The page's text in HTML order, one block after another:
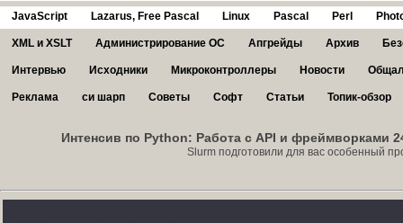
JavaScript Lazarus, Free Pascal Linux Pascal Perl
XML и XSLT Администрирование ОС Апгрейды Архив
Интервью Исходники Микроконтроллеры Новости
Реклама си шарп Советы Софт Статьи Топик-обзор
Интенсив по Python: Работа с API и фреймворками
Slurm подготовили для вас особенный